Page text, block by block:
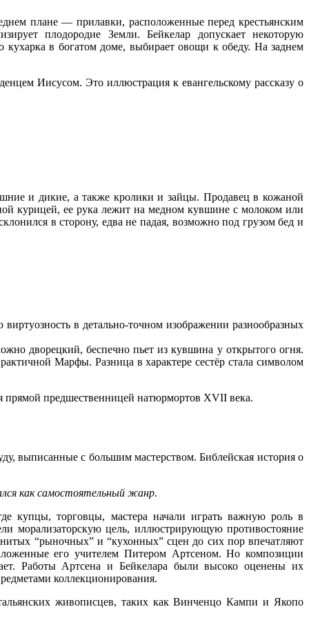
плане — прилавки, расположенные перед крестьянским
плодородие Земли. Бейкелар допускает некоторую
в богатом доме, выбирает овощи к обеду. На заднем
Иисусом. Это иллюстрация к евангельскому рассказу о
и дикие, а также кролики и зайцы. Продавец в кожаной
курицей, ее рука лежит на медном кувшине с молоком или
в сторону, едва не падая, возможно под грузом бед и
в детально-точном изображении разнообразных
дворецкий, беспечно пьет из кувшина у открытого огня.
Марфы. Разница в характере сестёр стала символом
прямой предшественницей натюрмортов XVII века.
выписанные с большим мастерством. Библейская история о
как самостоятельный жанр.
купцы, торговцы, мастера начали играть важную роль в
морализаторскую цель, иллюстрирующую противостояние
“рыночных” и “кухонных” сцен до сих пор впечатляют
его учителем Питером Артсеном. Но композиции
Работы Артсена и Бейкелара были высоко оценены их
коллекционирования.
живописцев, таких как Винченцо Кампи и Якопо